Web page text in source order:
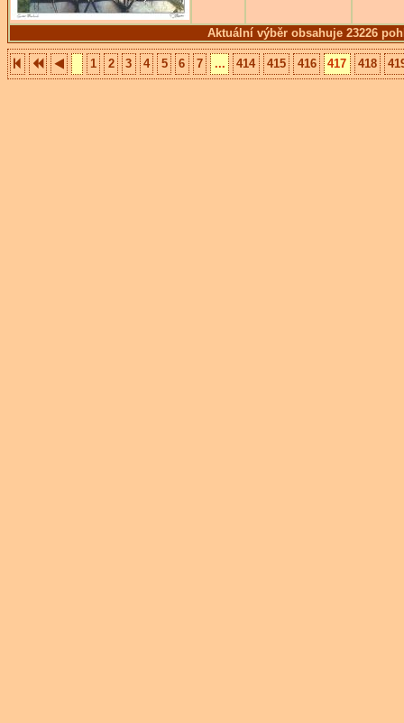
Aktuální výběr obsahuje 23226
1 2 3 4 5 6 7 ... 414 415 416 417 418